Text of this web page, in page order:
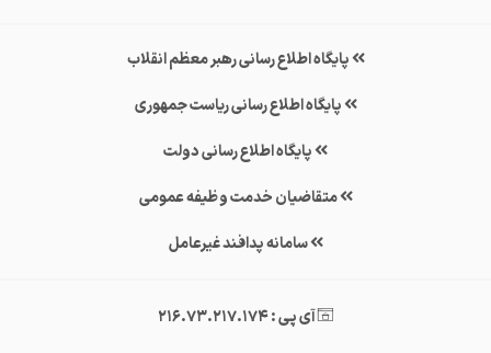
پایگاه اطلاع رسانی رهبر معظم انقلاب
پایگاه اطلاع رسانی ریاست جمهوری
پایگاه اطلاع رسانی دولت
متقاضیان خدمت وظیفه عمومی
سامانه پدافند غیرعامل
آی پی : 216.73.217.174